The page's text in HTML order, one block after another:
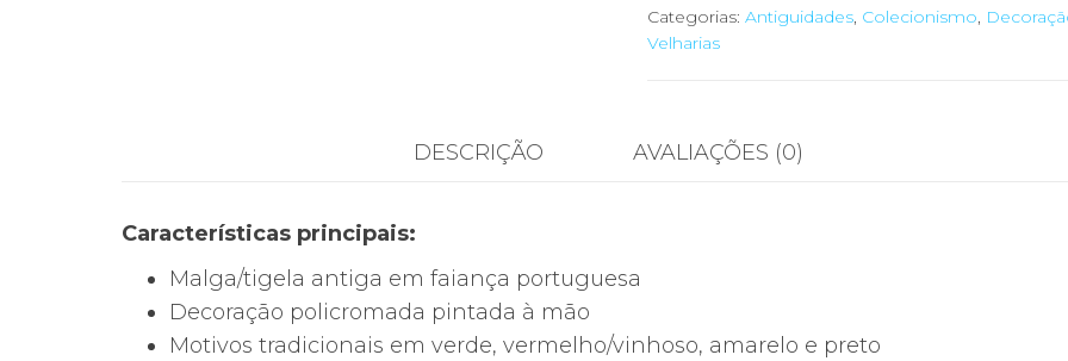
Categorias: Antiguidades, Colecionismo,
Velharias
DESCRIÇÃO AVALIAÇÕES (0)
Características principais:
Malga/tigela antiga em faiança portuguesa
Decoração policromada pintada à mão
Motivos tradicionais em verde, vermelho/vinhoso, amarelo e preto